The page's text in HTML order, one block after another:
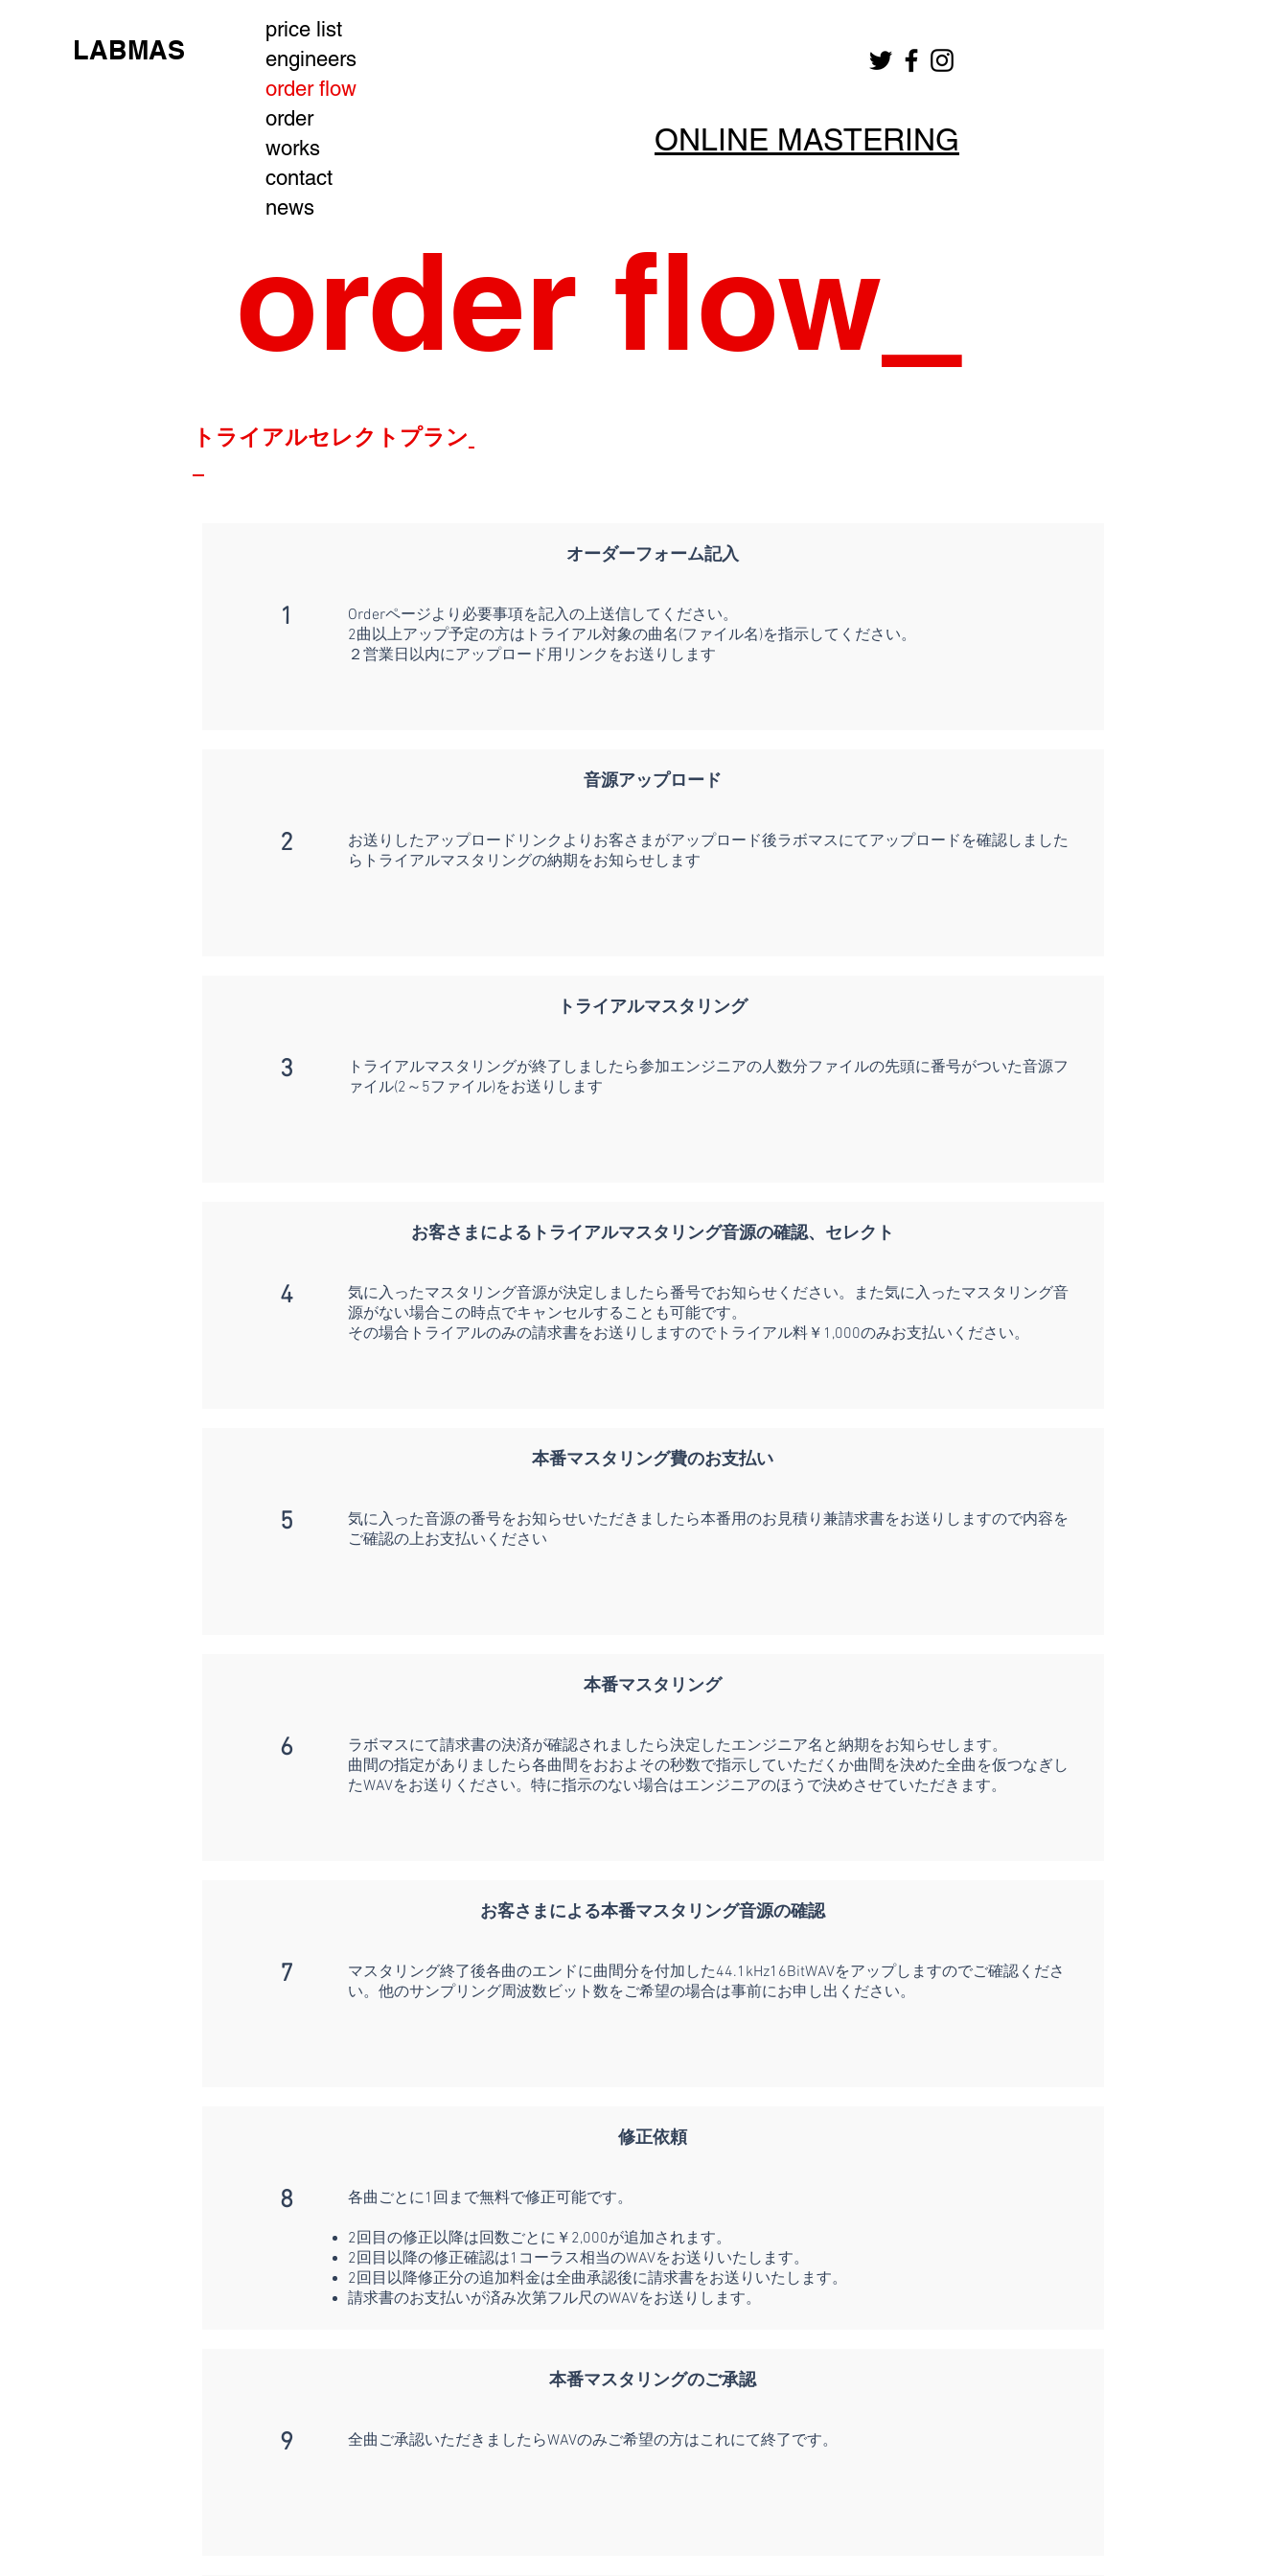
price list
engineers
order flow
order
works
contact
news
LABMAS
ONLINE MASTERING
order flow
トライアルセレクトプラン
オーダーフォーム記入
1
Orderページより必要事項を記入の上送信してください。
2曲以上アップ予定の方はトライアル対象の曲名(ファイル名)を指示してください。
２営業日以内にアップロード用リンクをお送りします
音源アップロード
2
お送りしたアップロードリンクよりお客さまがアップロード後ラボマスにてアップロードを確認しました
らトライアルマスタリングの納期をお知らせします
トライアルマスタリング
3
トライアルマスタリングが終了しましたら参加エンジニアの人数分ファイルの先頭に番号がついた音源フ
ァイル(2～5ファイル)をお送りします
お客さまによるトライアルマスタリング音源の確認、セレクト
4
気に入ったマスタリング音源が決定しましたら番号でお知らせください。また気に入ったマスタリング音
源がない場合この時点でキャンセルすることも可能です。
その場合トライアルのみの請求書をお送りしますのでトライアル料￥1,000のみお支払いください。
​本番マスタリング費のお支払い
5
気に入った音源の番号をお知らせいただきましたら本番用のお見積り兼請求書をお送りしますので内容を
ご確認の上お支払いください
本番マスタリング
6
ラボマスにて請求書の決済が確認されましたら決定したエンジニア名と納期をお知らせします。
曲間の指定がありましたら各曲間をおおよその秒数で指示していただくか曲間を決めた全曲を仮つなぎし
たWAVをお送りください。特に指示のない場合はエンジニアのほうで決めさせていただきます。
お客さまによる本番マスタリング音源の確認
7
マスタリング終了後各曲のエンドに曲間分を付加した44.1kHz16BitWAVをアップしますのでご確認くださ
い。他のサンプリング周波数ビット数をご希望の場合は事前にお申し出ください。
修正依頼
8 各曲ごとに1回まで無料で修正可能です。
2回目の修正以降は回数ごとに￥2,000が追加されます。
2回目以降の修正確認は1コーラス相当のWAVをお送りいたします。
2回目以降修正分の追加料金は全曲承認後に請求書をお送りいたします。
請求書のお支払いが済み次第フル尺のWAVをお送りします。
本番マスタリングのご承認
9 全曲ご承認いただきましたらWAVのみご希望の方はこれにて終了です。